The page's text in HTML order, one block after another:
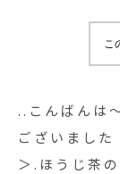
す！.リピー
なる日もあ
時からモー
ご来店お待
こ
..こんばんは
ございまし
＞.ほうじ茶